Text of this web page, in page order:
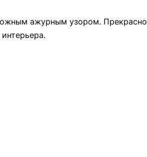
ажурным узором. Прекрасно